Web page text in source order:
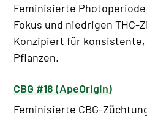
Feminisierte
Fokus und niedrigen THC-
Konzipiert für
Pflanzen.
CBG #18 (ApeOrigin)
Feminisierte CBG-